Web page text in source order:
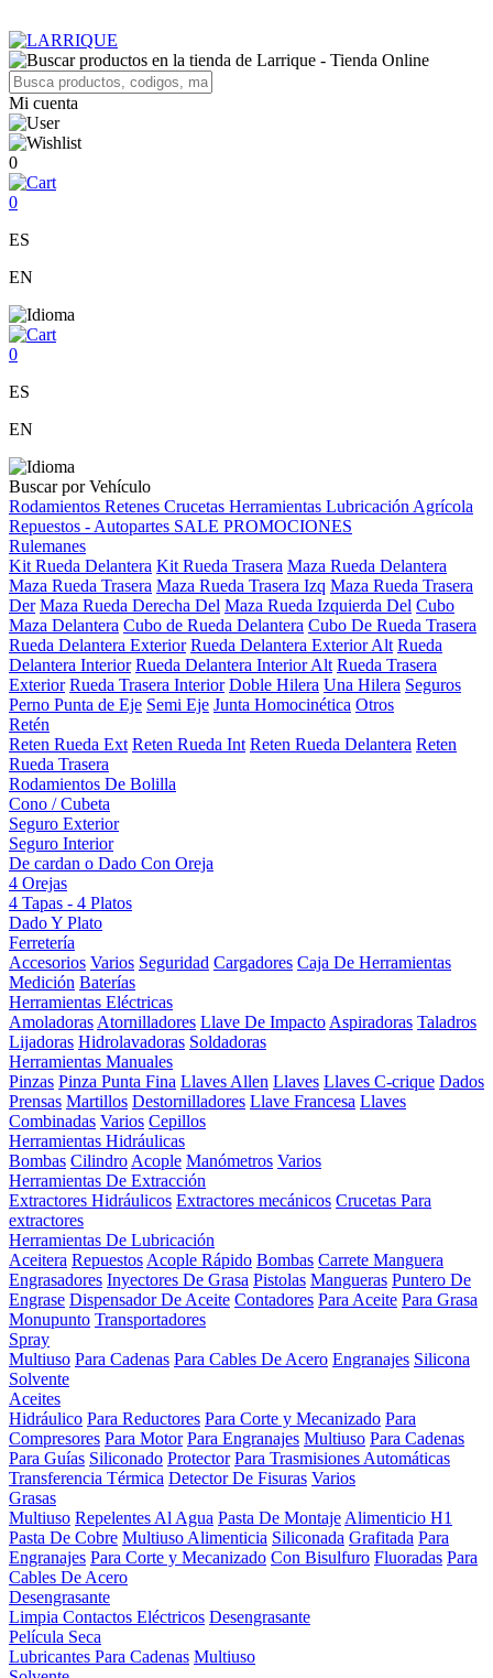
Mi cuenta
0
0
ES
EN
0
ES
EN
Buscar por Vehículo
Rodamientos Retenes Crucetas Herramientas Lubricación Agrícola
Repuestos - Autopartes SALE PROMOCIONES
Rulemanes
Kit Rueda Delantera Kit Rueda Trasera Maza Rueda Delantera
Maza Rueda Trasera Maza Rueda Trasera Izq Maza Rueda Trasera
Der Maza Rueda Derecha Del Maza Rueda Izquierda Del Cubo
Maza Delantera Cubo de Rueda Delantera Cubo De Rueda Trasera
Rueda Delantera Exterior Rueda Delantera Exterior Alt Rueda
Delantera Interior Rueda Delantera Interior Alt Rueda Trasera
Exterior Rueda Trasera Interior Doble Hilera Una Hilera Seguros
Perno Punta de Eje Semi Eje Junta Homocinética Otros
Retén
Reten Rueda Ext Reten Rueda Int Reten Rueda Delantera Reten
Rueda Trasera
Rodamientos De Bolilla
Cono / Cubeta
Seguro Exterior
Seguro Interior
De cardan o Dado Con Oreja
4 Orejas
4 Tapas - 4 Platos
Dado Y Plato
Ferretería
Accesorios Varios Seguridad Cargadores Caja De Herramientas
Medición Baterías
Herramientas Eléctricas
Amoladoras Atornilladores Llave De Impacto Aspiradoras Taladros
Lijadoras Hidrolavadoras Soldadoras
Herramientas Manuales
Pinzas Pinza Punta Fina Llaves Allen Llaves Llaves C-crique Dados
Prensas Martillos Destornilladores Llave Francesa Llaves
Combinadas Varios Cepillos
Herramientas Hidráulicas
Bombas Cilindro Acople Manómetros Varios
Herramientas De Extracción
Extractores Hidráulicos Extractores mecánicos Crucetas Para
extractores
Herramientas De Lubricación
Aceitera Repuestos Acople Rápido Bombas Carrete Manguera
Engrasadores Inyectores De Grasa Pistolas Mangueras Puntero De
Engrase Dispensador De Aceite Contadores Para Aceite Para Grasa
Monupunto Transportadores
Spray
Multiuso Para Cadenas Para Cables De Acero Engranajes Silicona
Solvente
Aceites
Hidráulico Para Reductores Para Corte y Mecanizado Para
Compresores Para Motor Para Engranajes Multiuso Para Cadenas
Para Guías Siliconado Protector Para Trasmisiones Automáticas
Transferencia Térmica Detector De Fisuras Varios
Grasas
Multiuso Repelentes Al Agua Pasta De Montaje Alimenticio H1
Pasta De Cobre Multiuso Alimenticia Siliconada Grafitada Para
Engranajes Para Corte y Mecanizado Con Bisulfuro Fluoradas Para
Cables De Acero
Desengrasante
Limpia Contactos Eléctricos Desengrasante
Película Seca
Lubricantes Para Cadenas Multiuso